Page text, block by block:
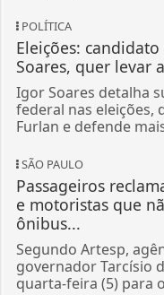
POLÍTICA
Eleições:
Soares, quer levar
Igor Soares detalha
federal nas eleições,
Furlan e defende
SÃO PAULO
Passageiros
e motoristas que
ônibus...
Segundo Artesp,
governador Tarcísio
quarta-feira (5) para